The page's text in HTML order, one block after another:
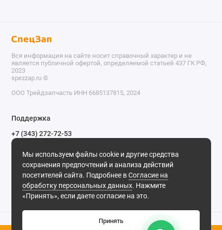
Мы используем файлы cookie и другие средства
сохранения предпочтений и анализа действий
посетителей сайта. Подробнее вСогласие на
обработку персональных данных. Нажмите
«Принять», если даете согласие на это.
Принять
Вся информация на сайте носит справочный характер и не
является публичной офертой, определяемой статьей 437 ГК РФ,
2023
spezzap.ru ©️
ООО Трейдзапчасть ИНН 6685137815, 2024
Поддержка
+7 (343) 272-72-53
Обратный звонок
620030, г. Екатеринбург, ул. Карьерная, д. 14, оф. 14.
Мы в сети